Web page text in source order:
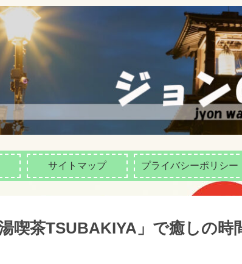
サイトマップ プライバシーポリシー
喫茶TSUBAKIYA」で癒しの時